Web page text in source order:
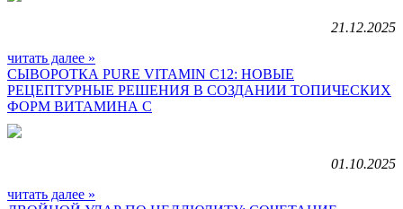
21.12.2025
читать далее »
СЫВОРОТКА PURE VITAMIN C12: НОВЫЕ
РЕЦЕПТУРНЫЕ РЕШЕНИЯ В СОЗДАНИИ ТОПИЧЕСКИХ
ФОРМ ВИТАМИНА С
01.10.2025
читать далее »